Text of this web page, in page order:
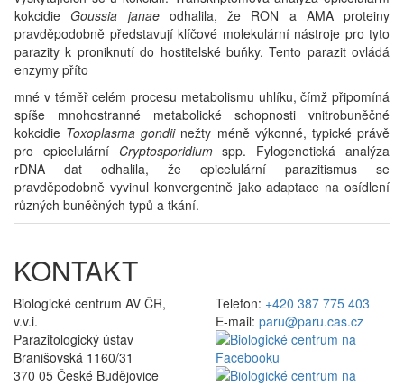
kokcidieGoussia janaeodhalila, že RON a AMA proteiny
pravděpodobně představují klíčové molekulární nástroje pro tyto
parazity k proniknutí do hostitelské buňky. Tento parazit ovládá
enzymy příto
mné v téměř celém procesu metabolismu uhlíku, čímž připomíná
spíše mnohostranné metabolické schopnosti vnitrobuněčné
kokcidie Toxoplasma gondiinežty méně výkonné, typické právě
pro epicelulární Cryptosporidiumspp. Fylogenetická analýza
rDNA dat odhalila, že epicelulární parazitismus se
pravděpodobně vyvinul konvergentně jako adaptace na osídlení
různých buněčných typů a tkání.
KONTAKT
Biologické centrum AV ČR,
v.v.i.
Parazitologický ústav
Branišovská 1160/31
370 05 České Budějovice
Telefon: +420 387 775 403
E-mail: paru@paru.cas.cz